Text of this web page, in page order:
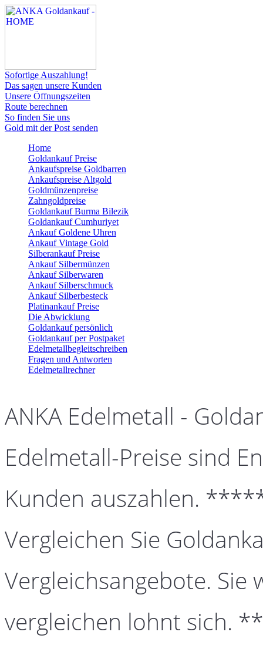
Sofortige Auszahlung!
Das sagen unsere Kunden
Unsere Öffnungszeiten
Route berechnen
So finden Sie uns
Gold mit der Post senden
Home
Goldankauf Preise
Ankaufspreise Goldbarren
Ankaufspreise Altgold
Goldmünzenpreise
Zahngoldpreise
Goldankauf Burma Bilezik
Goldankauf Cumhuriyet
Ankauf Goldene Uhren
Ankauf Vintage Gold
Silberankauf Preise
Ankauf Silbermünzen
Ankauf Silberwaren
Ankauf Silberschmuck
Ankauf Silberbesteck
Platinankauf Preise
Die Abwicklung
Goldankauf persönlich
Goldankauf per Postpaket
Edelmetallbegleitschreiben
Fragen und Antworten
Edelmetallrechner
ANKA Edelmetall -
Edelmetall-Preise sind
Kunden auszahlen.
Vergleichen Sie
Vergleichsangebote. Sie
vergleichen lohnt sich.